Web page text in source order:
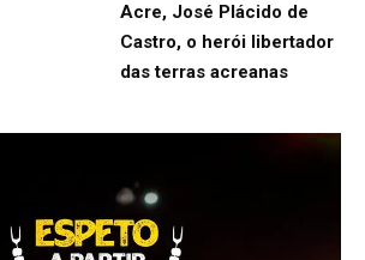
Acre, José Plácido de
Castro, o herói libertador
das terras acreanas